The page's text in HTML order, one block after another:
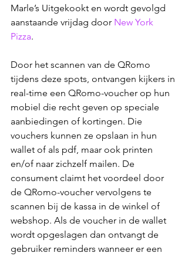
Marle’s Uitgekookt en wordt gevolgd
aanstaande vrijdag door New York
Pizza.
Door het scannen van de QRomo
tijdens deze spots, ontvangen kijkers in
real-time een QRomo-voucher op hun
mobiel die recht geven op speciale
aanbiedingen of kortingen. Die
vouchers kunnen ze opslaan in hun
wallet of als pdf, maar ook printen
en/of naar zichzelf mailen. De
consument claimt het voordeel door
de QRomo-voucher vervolgens te
scannen bij de kassa in de winkel of
webshop. Als de voucher in de wallet
wordt opgeslagen dan ontvangt de
gebruiker reminders wanneer er een